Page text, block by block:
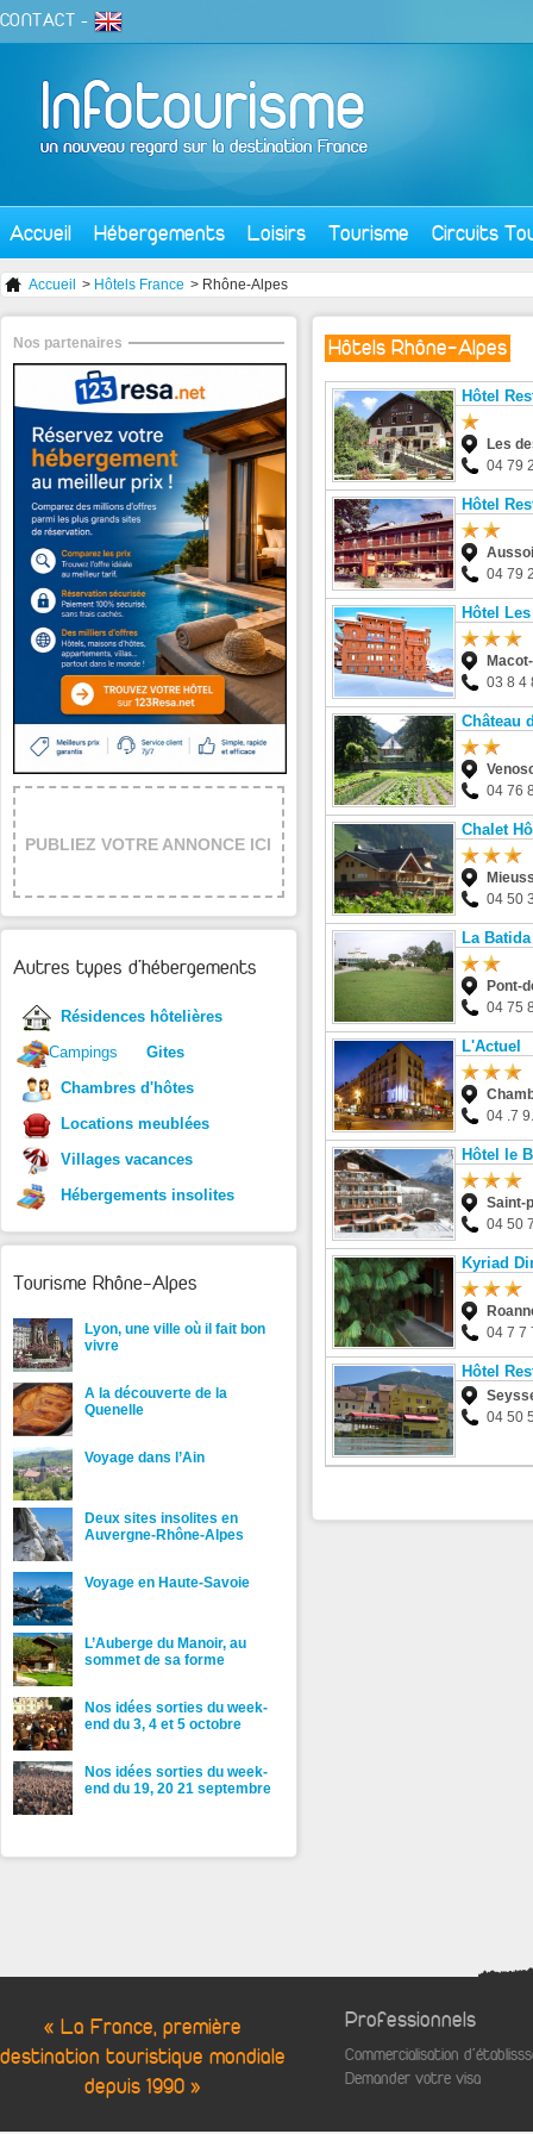
CONTACT -
Accueil Hébergements Loisirs Tourisme Circuits
Accueil > Hôtels France > Rhône-Alpes
Hôtels Rhône-Alpes
Hôtel
Les
04 79
Hôtel
04 79
Hôtel
03 8 4
Château
04 76
Chalet
04 50
La
Pont-
04 75
L'Actuel
04 .7
Hôtel le
Saint-
04 50
Kyriad
04 7 7
Hôtel
04 50
Nos partenaires
PUBLIEZ VOTRE ANNONCE ICI
Autres types d'hébergements
Résidences hôtelières
Campings
Gites
Chambres d'hôtes
Locations meublées
Villages vacances
Hébergements insolites
Tourisme Rhône-Alpes
Lyon, une ville où il fait bon
vivre
A la découverte de la
Quenelle
Voyage dans l’Ain
Deux sites insolites en
Auvergne-Rhône-Alpes
Voyage en Haute-Savoie
L’Auberge du Manoir, au
sommet de sa forme
Nos idées sorties du week-
end du 3, 4 et 5 octobre
Nos idées sorties du week-
end du 19, 20 21 septembre
« La France, première
destination touristique mondiale
depuis 1990 »
Professionnels
Commercialisation
Demander votre visa